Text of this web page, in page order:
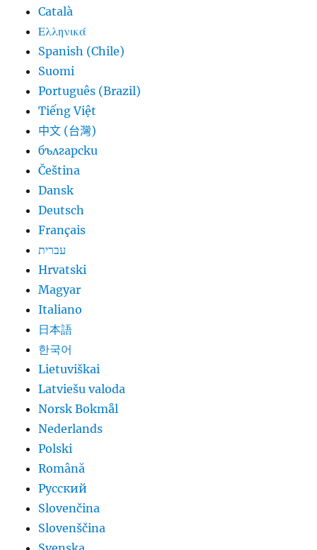
Català
Ελληνικά
Spanish (Chile)
Suomi
Português (Brazil)
Tiếng Việt
中文 (台灣)
български
Čeština
Dansk
Deutsch
Français
עברית
Hrvatski
Magyar
Italiano
日本語
한국어
Lietuviškai
Latviešu valoda
Norsk Bokmål
Nederlands
Polski
Română
Русский
Slovenčina
Slovenščina